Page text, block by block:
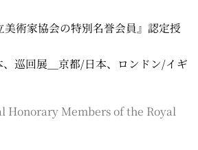
美術家協会の特別名誉会員』認定授
、巡回展＿京都/日本、ロンドン/イギ
Honorary Members of the Royal